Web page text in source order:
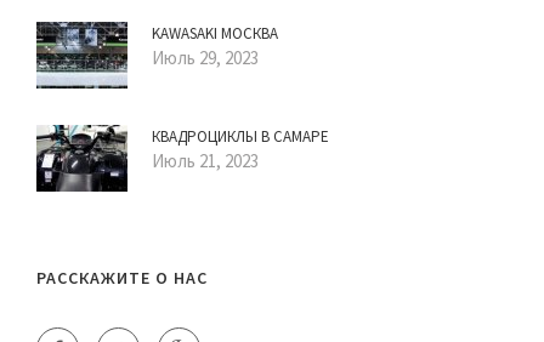
KAWASAKI МОСКВА
Июль 29, 2023
КВАДРОЦИКЛЫ В САМАРЕ
Июль 21, 2023
РАССКАЖИТЕ О НАС